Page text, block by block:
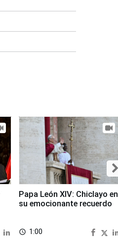
Papa León XIV: Chiclayo en
su emocionante recuerdo
access_time 1:00